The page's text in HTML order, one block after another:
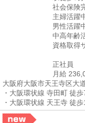
社会保険
主婦活躍
男性活躍
中高年齢
資格取得
正社員
月給
大阪府大阪市天王寺区
・大阪環状線 寺田町 徒歩
・大阪環状線 天王寺 徒